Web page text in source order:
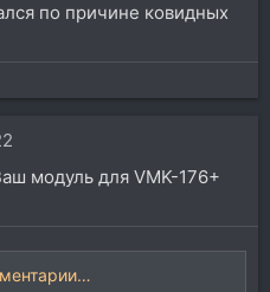
по причине ковидных
модуль для VMK-176+